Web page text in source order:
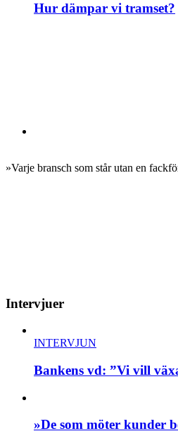
Hur dämpar vi tramset?
»Varje bransch som står utan en
Intervjuer
INTERVJUN
Bankens vd: ”Vi vill
»De som möter kunder